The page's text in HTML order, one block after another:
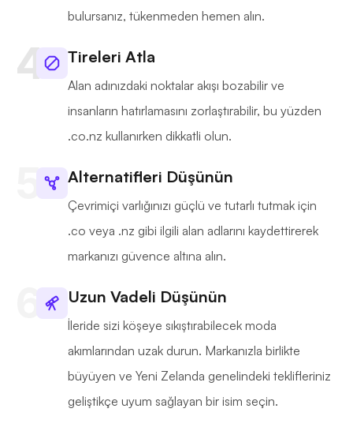
bulursanız, tükenmeden hemen alın.
Tireleri Atla
Alan adınızdaki noktalar akışı bozabilir ve
insanların hatırlamasını zorlaştırabilir, bu yüzden
.co.nz kullanırken dikkatli olun.
Alternatifleri Düşünün
Çevrimiçi varlığınızı güçlü ve tutarlı tutmak için
.co veya .nz gibi ilgili alan adlarını kaydettirerek
markanızı güvence altına alın.
Uzun Vadeli Düşünün
İleride sizi köşeye sıkıştırabilecek moda
akımlarından uzak durun. Markanızla birlikte
büyüyen ve Yeni Zelanda genelindeki teklifleriniz
geliştikçe uyum sağlayan bir isim seçin.